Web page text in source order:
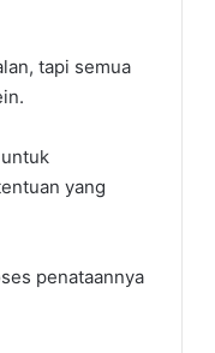
tapi semua
yang
penataannya